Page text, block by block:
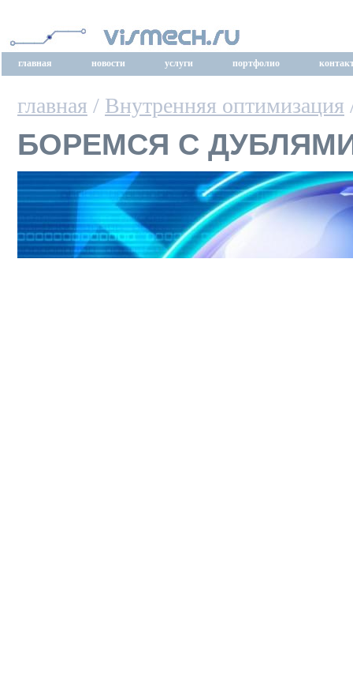
главная новости услуги портфолио
главная / Внутренняя оптимизация
БОРЕМСЯ С